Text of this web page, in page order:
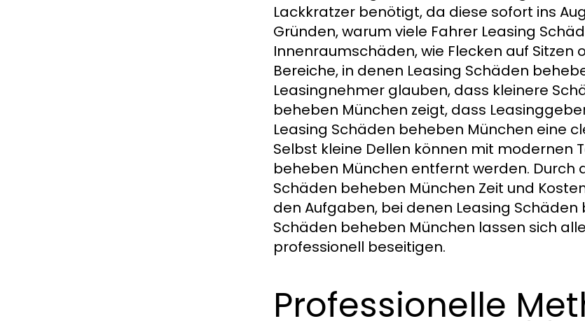
Lackkratzer benötigt, da diese sofort ins
Gründen, warum viele Fahrer Leasing
Innenraumschäden, wie Flecken auf
Bereiche, in denen Leasing Schäden
Leasingnehmer glauben, dass kleinere
beheben München zeigt, dass
Leasing Schäden beheben München eine
Selbst kleine Dellen können mit modernen
beheben München entfernt werden. Durch
Schäden beheben München Zeit und
den Aufgaben, bei denen Leasing
Schäden beheben München lassen sich
professionell beseitigen.
Professionelle